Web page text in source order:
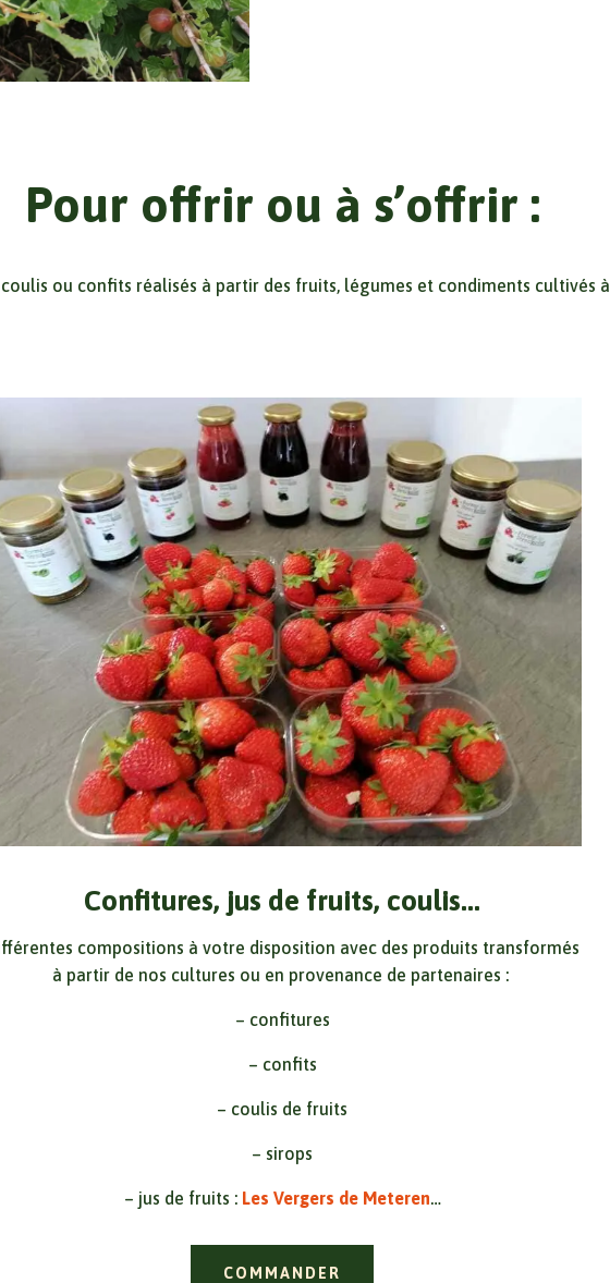
Pour offrir ou à s’offrir :
ou confits réalisés à partir des fruits, légumes et condiments cultivés à
Confitures, jus de fruits, coulis...
compositions à votre disposition avec des produits transformés
à partir de nos cultures ou en provenance de partenaires :
– confitures
– confits
– coulis de fruits
– sirops
– jus de fruits : Les Vergers de Meteren…
COMMANDER